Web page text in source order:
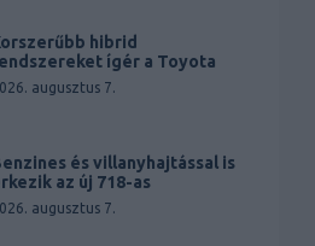
hibrid
ígér a Toyota
augusztus 7.
és villanyhajtással is
az új 718-as
augusztus 7.